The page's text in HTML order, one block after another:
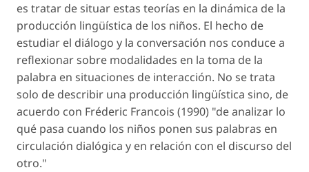
es tratar de situar estas teorías en la dinámica de la
producción lingüística de los niños. El hecho de
estudiar el diálogo y la conversación nos conduce a
reflexionar sobre modalidades en la toma de la
palabra en situaciones de interacción. No se trata
solo de describir una producción lingüística sino, de
acuerdo con Fréderic Francois (1990) "de analizar lo
qué pasa cuando los niños ponen sus palabras en
circulación dialógica y en relación con el discurso del
otro."